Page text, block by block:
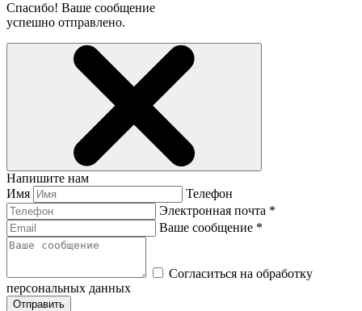
Спасибо! Ваше сообщение
успешно отправлено.
Напишите нам
Имя
Телефон
Электронная почта *
Ваше сообщение *
Согласиться на обработку
персональных данных
Отправить